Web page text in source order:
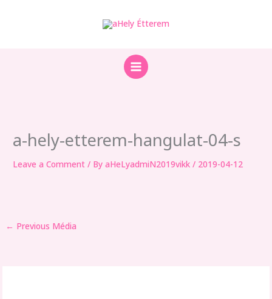
a-hely-etterem-hangulat-04-s
Leave a Comment / ByaHeLyadmiN2019vikk/ 2019-04-12
← Previous Média